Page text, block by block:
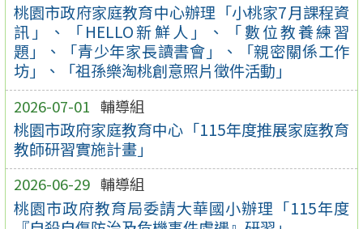
桃園市政府家庭教育中心辦理「小桃家7月課程資
訊」、「HELLO新鮮人」、「數位教養練習
題」、「青少年家長讀書會」、「親密關係工作
坊」、「祖孫樂淘桃創意照片徵件活動」
2026-07-01 輔導組
桃園市政府家庭教育中心「115年度推展家庭教育
教師研習實施計畫」
2026-06-29 輔導組
桃園市政府教育局委請大華國小辦理「115年度